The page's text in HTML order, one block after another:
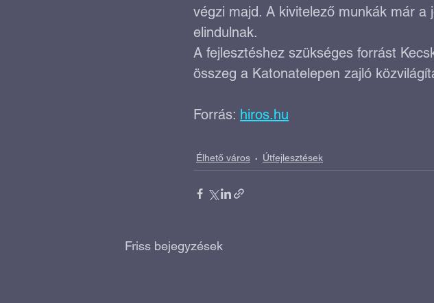
végzi majd. A kivitelező munkák már
elindulnak.
A fejlesztéshez szükséges forrást
összeg a Katonatelepen zajló
Forrás: hiros.hu
Élhető város Útfejlesztések
Friss bejegyzések